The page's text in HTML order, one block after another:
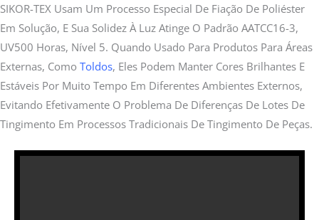
SIKOR-TEX Usam Um Processo Especial De Fiação De Poliéster
Em Solução, E Sua Solidez À Luz Atinge O Padrão AATCC16-3,
UV500 Horas, Nível 5. Quando Usado Para Produtos Para Áreas
Externas, Como Toldos, Eles Podem Manter Cores Brilhantes E
Estáveis Por Muito Tempo Em Diferentes Ambientes Externos,
Evitando Efetivamente O Problema De Diferenças De Lotes De
Tingimento Em Processos Tradicionais De Tingimento De Peças.